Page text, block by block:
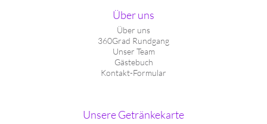
Über uns
Über uns
360Grad Rundgang
Unser Team
Gästebuch
Kontakt-Formular
Unsere Getränkekarte